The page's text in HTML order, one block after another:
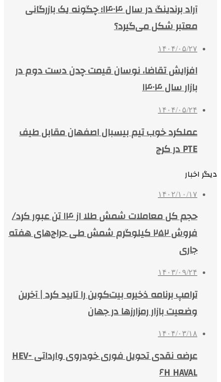
آراد برندینگ در سال ۱۴۰۴؛ چگونه یک بازرگانی
معتبر شکل می‌گیرد؟
۱۴۰۴/۰۵/۲۷
افزایش تقاضا، نوسان قیمت چدن دست دوم در
بازار سال ۱۴۰۴
۱۴۰۴/۰۵/۲۴
عملکرد خوب تیم بیسبال اصفهان مقابل طیف
PTE در کرج
دیگر اخبار
۱۴۰۲/۱۰/۱۷
حجم کل معاملات شمش طلا از ۱۴ تن عبور کرد/
فروش ۲۵۲ کیلوگرم شمش طی حراج‌های هفته
جاری
۱۴۰۳/۰۹/۲۴
ترامپ برنامه‌ ذخیره بیت‌کوین را تایید کرد | آخرین
وضعیت بازار رمزارزها در جهان
۱۴۰۴/۰۳/۱۸
عرضه نقدی تحویل فوری خودروی وارداتی HEV-
۶H HAVAL